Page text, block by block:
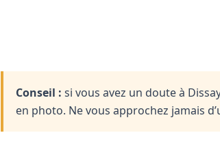
Conseil : si vous avez un doute à
en photo. Ne vous approchez jamais